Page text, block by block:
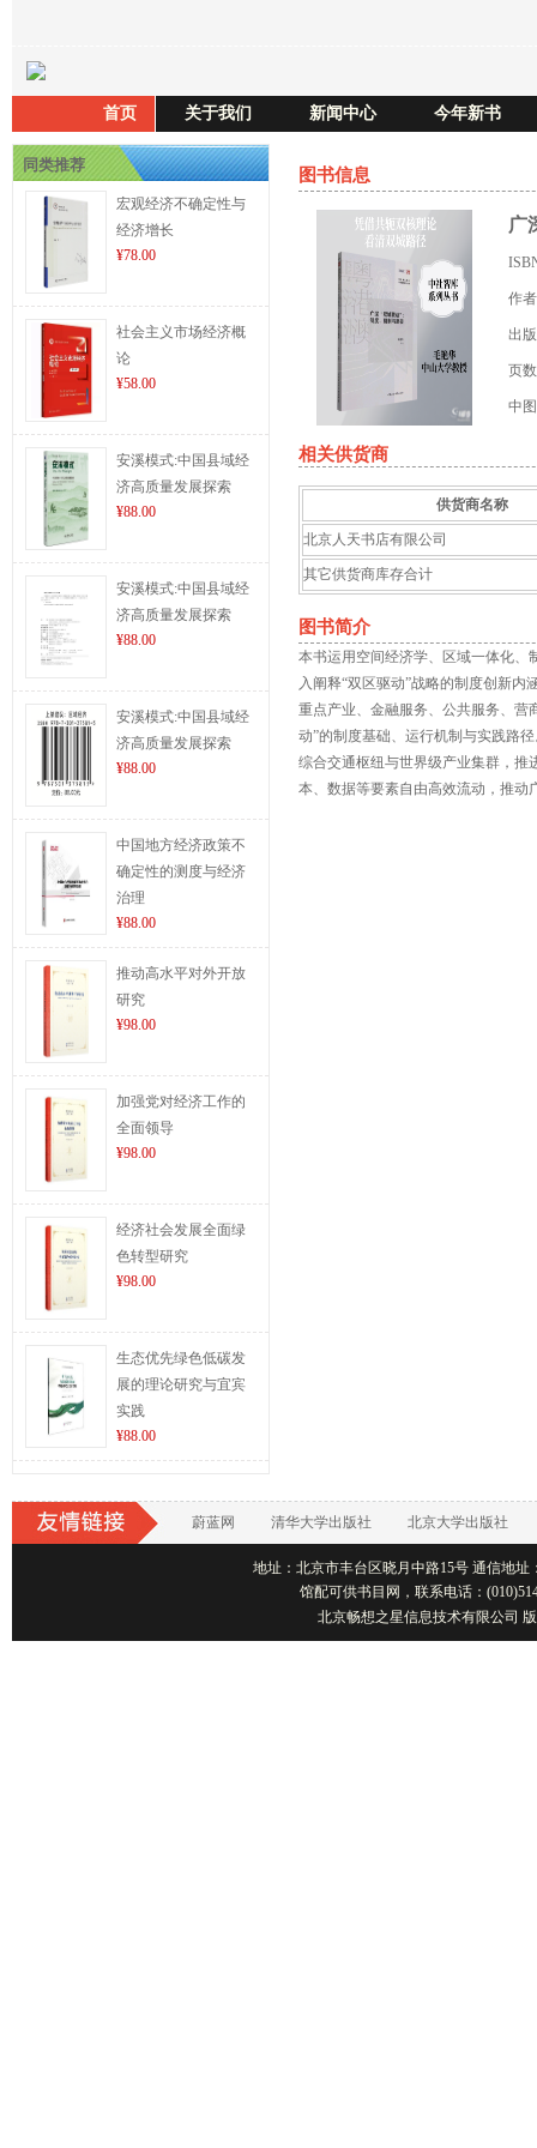
首页 关于我们 新闻中心 今年新书
同类推荐
宏观经济不确定性与
经济增长
¥78.00
社会主义市场经济概
论
¥58.00
安溪模式:中国县域经
济高质量发展探索
¥88.00
安溪模式:中国县域经
济高质量发展探索
¥88.00
安溪模式:中国县域经
济高质量发展探索
¥88.00
中国地方经济政策不
确定性的测度与经济
治理
¥88.00
推动高水平对外开放
研究
¥98.00
加强党对经济工作的
全面领导
¥98.00
经济社会发展全面绿
色转型研究
¥98.00
生态优先绿色低碳发
展的理论研究与宜宾
实践
¥88.00
图书信息
广
作
出
页
中
相关供货商
供货商名称
北京人天书店有限公司
其它供货商库存合计
图书简介
本书运用空间经济学、区域一体化、
入阐释“双区驱动”战略的制度创新
重点产业、金融服务、公共服务、营
动”的制度基础、运行机制与实践路
综合交通枢纽与世界级产业集群，推
本、数据等要素自由高效流动，推动
蔚蓝网 清华大学出版社 北京大学出版社
地址：北京市丰台区晓月中路15号 通信地址
馆配可供书目网，联系电话：
北京畅想之星信息技术有限公司